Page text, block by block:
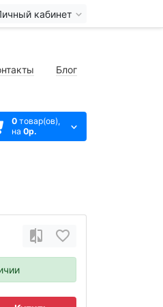
кабинет
Блог
0 товар(ов),
на 0р.